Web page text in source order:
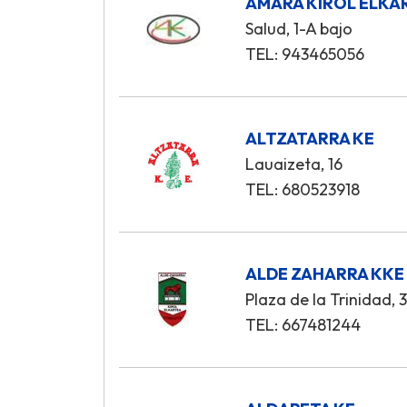
Salud, 1-A bajo
TEL: 943465056
ALTZATARRA KE
Lauaizeta, 16
TEL: 680523918
ALDE ZAHARRA KKE
Plaza de la Trinidad, 3
TEL: 667481244